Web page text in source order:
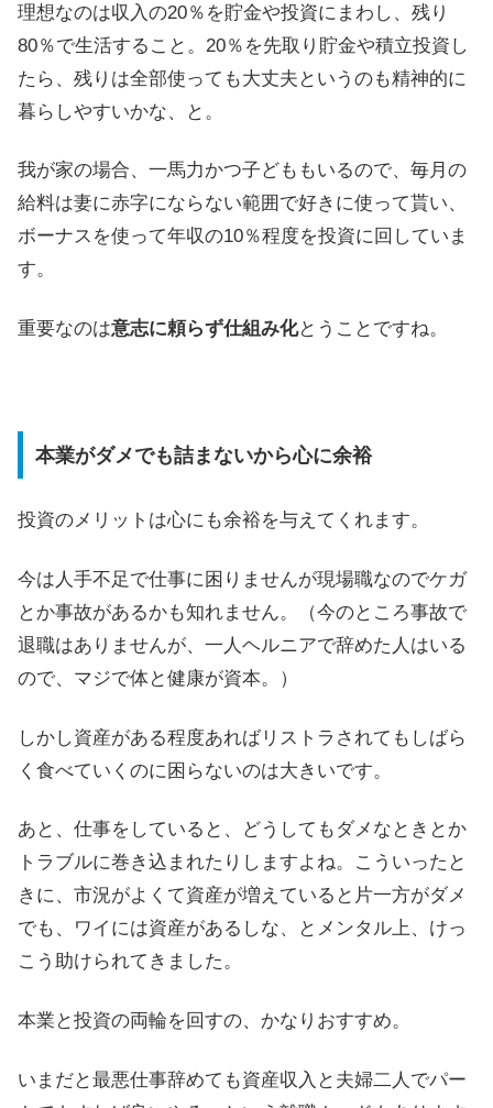
理想なのは収入の20％を貯金や投資にまわし、残り
80％で生活すること。20％を先取り貯金や積立投資し
たら、残りは全部使っても大丈夫というのも精神的に
暮らしやすいかな、と。
我が家の場合、一馬力かつ子どももいるので、毎月の
給料は妻に赤字にならない範囲で好きに使って貰い、
ボーナスを使って年収の10％程度を投資に回していま
す。
重要なのは意志に頼らず仕組み化とうことですね。
本業がダメでも詰まないから心に余裕
投資のメリットは心にも余裕を与えてくれます。
今は人手不足で仕事に困りませんが現場職なのでケガ
とか事故があるかも知れません。（今のところ事故で
退職はありませんが、一人ヘルニアで辞めた人はいる
ので、マジで体と健康が資本。）
しかし資産がある程度あればリストラされてもしばら
く食べていくのに困らないのは大きいです。
あと、仕事をしていると、どうしてもダメなときとか
トラブルに巻き込まれたりしますよね。こういったと
きに、市況がよくて資産が増えていると片一方がダメ
でも、ワイには資産があるしな、とメンタル上、けっ
こう助けられてきました。
本業と投資の両輪を回すの、かなりおすすめ。
いまだと最悪仕事辞めても資産収入と夫婦二人でパー